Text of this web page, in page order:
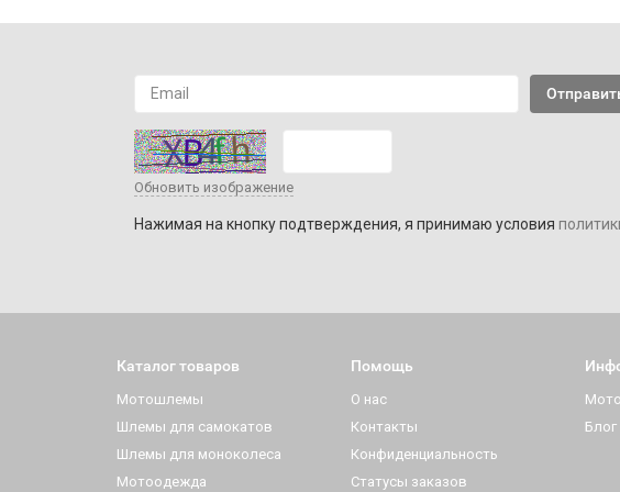
Обновить изображение
Нажимая на кнопку подтверждения, я принимаю условия
Каталог товаров
Мотошлемы
Шлемы для самокатов
Шлемы для моноколеса
Мотоодежда
Помощь
О нас
Контакты
Конфиденциальность
Статусы заказов
Блог